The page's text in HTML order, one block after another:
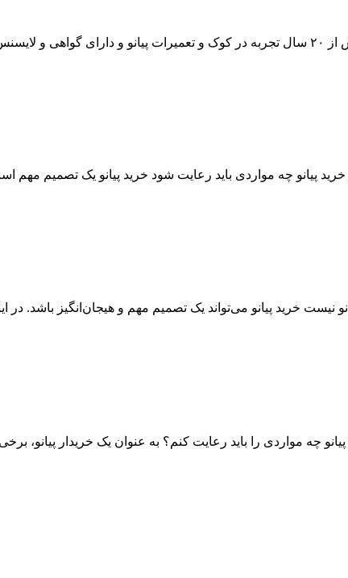
پیانو چه مواردی باید رعایت شود خرید پیانو یک تصمیم مهم
نیست خرید پیانو می‌تواند یک تصمیم مهم و هیجان‌انگیز باشد. در
چه مواردی را باید رعایت کنم؟ به عنوان یک خریدار پیانو،